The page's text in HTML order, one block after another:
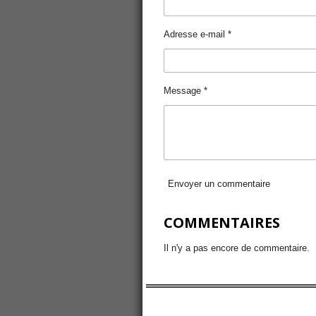
Adresse e-mail *
Message *
Envoyer un commentaire
COMMENTAIRES
Il n'y a pas encore de commentaire.